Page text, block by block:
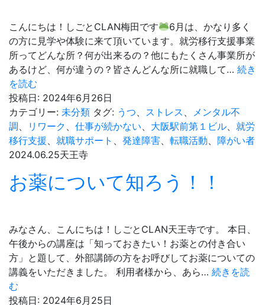
ー
こんにちは！しごとCLAN梅田です
6月は、かなり多く
の方に見学や体験に来て頂いています。就労移行支援事業
所ってどんな所？何が出来るの？他にもたくさん事業所が
あるけど、何が違うの？皆さんどんな所に就職して… 続き
を読む
く
さ
ん
の
方
見
験
に
来
ら
て
投稿日: 2024年6月26日
カテゴリー: 未分類 タグ: うつ、 ストレス 、 メンタル不
調、 リワーク 、 仕事が続かない、 大阪駅前第１ビル、 就労
移行支援、 就職サポート 、 発達障害、 転職活動、 障がい者
2024.06.25天王寺
お薬について知ろう！！
みなさん、こんにちは！しごとCLAN天王寺です。 本日、
午後からの講座は「知っておきたい！お薬との付き合い
方」と題して、外部講師の方をお呼びしてお薬についての
講義をいただきました。 利用者様から、あら… 続きを読
む
薬
投稿日: 2024年6月25日